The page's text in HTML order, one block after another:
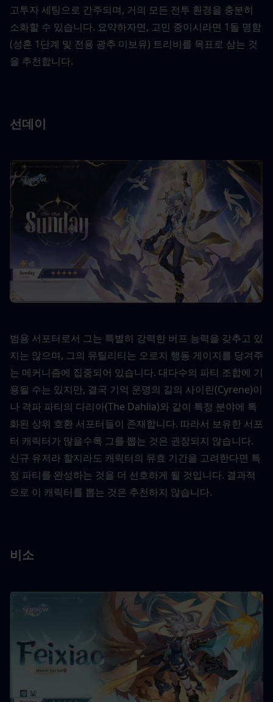
고투자 세팅으로 간주되며, 거의 모든 전투 환경을 충분히
소화할 수 있습니다. 요약하자면, 고민 중이시라면 1돌 명함
(성혼 1단계 및 전용 광추 미보유) 트리비를 목표로 삼는 것
을 추천합니다.
선데이
범용 서포터로서 그는 특별히 강력한 버프 능력을 갖추고 있
지는 않으며, 그의 유틸리티는 오로지 행동 게이지를 당겨주
는 메커니즘에 집중되어 있습니다. 대다수의 파티 조합에 기
용될 수는 있지만, 결국 기억 운명의 길의 사이린(Cyrene)이
나 격파 파티의 다리아(The Dahlia)와 같이 특정 분야에 특
화된 상위 호환 서포터들이 존재합니다. 따라서 보유한 서포
터 캐릭터가 많을수록 그를 뽑는 것은 권장되지 않습니다.
신규 유저라 할지라도 캐릭터의 유효 기간을 고려한다면 특
정 파티를 완성하는 것을 더 선호하게 될 것입니다. 결과적
으로 이 캐릭터를 뽑는 것은 추천하지 않습니다.
비소